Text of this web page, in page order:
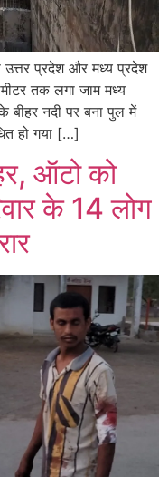
प्रदेश और मध्य प्रदेश
तक लगा जाम मध्य
बीहर नदी पर बना पुल में
हो गया […]
ऑटो को
के 14 लोग